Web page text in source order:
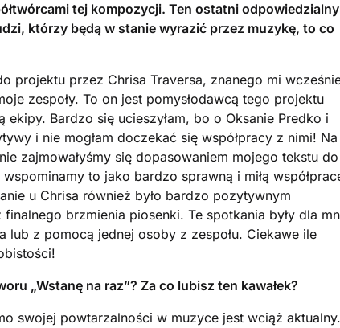
tej kompozycji. Ten ostatni odpowiedzialny
którzy będą w stanie wyrazić przez muzykę, to co
projektu przez Chrisa Traversa, znanego mi
zespoły. To on jest pomysłodawcą tego projektu
Bardzo się ucieszyłam, bo o Oksanie Predko i
i nie mogłam doczekać się współpracy z nimi! Na
zajmowałyśmy się dopasowaniem mojego tekstu do
to jako bardzo sprawną i miłą
u Chrisa również było bardzo pozytywnym
brzmienia piosenki. Te spotkania były dla
z pomocą jednej osoby z zespołu. Ciekawe ile
„Wstanę na raz”? Za co lubisz ten kawałek?
swojej powtarzalności w muzyce jest wciąż aktualny.